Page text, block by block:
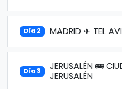
Día 2 MADRID ✈
Día 3
JERUSALÉN 🚌
JERUSALÉN